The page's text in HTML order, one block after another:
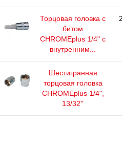
Торцовая головка с
битом
CHROMEplus 1/4" с
внутренним...
Шестигранная
торцовая головка
CHROMEplus 1/4",
13/32''